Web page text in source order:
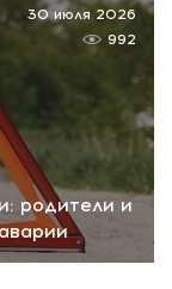
родители и
30 июля 2026
992